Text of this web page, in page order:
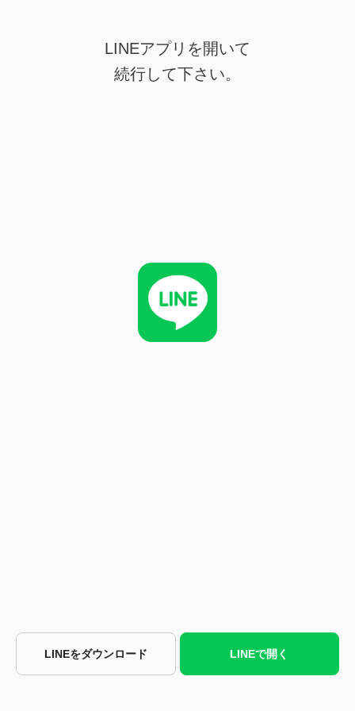
LINEアプリを開いて
続行して下さい。
LINEをダウンロード LINEで開く